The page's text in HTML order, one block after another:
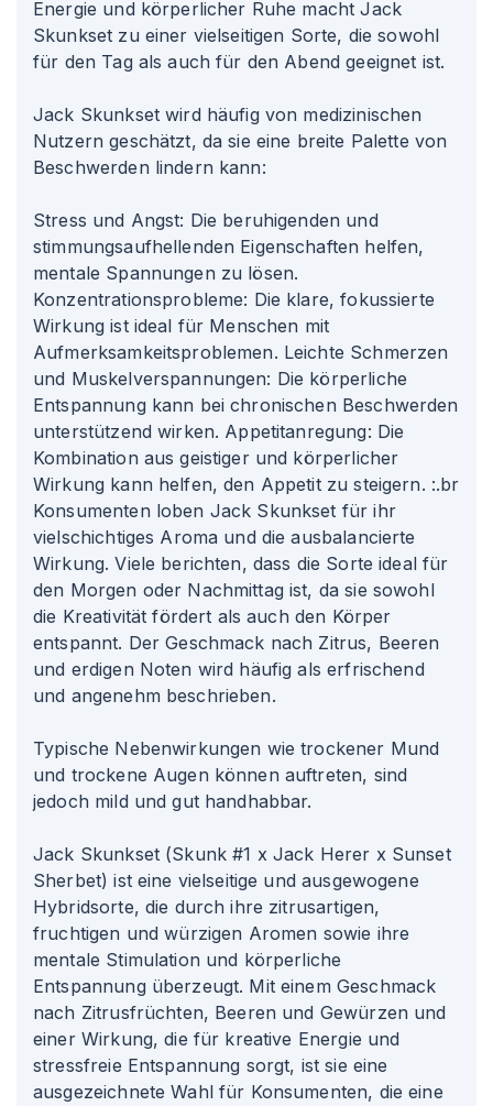
Energie und körperlicher Ruhe macht Jack
Skunkset zu einer vielseitigen Sorte, die sowohl
für den Tag als auch für den Abend geeignet ist.
Jack Skunkset wird häufig von medizinischen
Nutzern geschätzt, da sie eine breite Palette von
Beschwerden lindern kann:
Stress und Angst: Die beruhigenden und
stimmungsaufhellenden Eigenschaften helfen,
mentale Spannungen zu lösen.
Konzentrationsprobleme: Die klare, fokussierte
Wirkung ist ideal für Menschen mit
Aufmerksamkeitsproblemen. Leichte Schmerzen
und Muskelverspannungen: Die körperliche
Entspannung kann bei chronischen Beschwerden
unterstützend wirken. Appetitanregung: Die
Kombination aus geistiger und körperlicher
Wirkung kann helfen, den Appetit zu steigern. :.br
Konsumenten loben Jack Skunkset für ihr
vielschichtiges Aroma und die ausbalancierte
Wirkung. Viele berichten, dass die Sorte ideal für
den Morgen oder Nachmittag ist, da sie sowohl
die Kreativität fördert als auch den Körper
entspannt. Der Geschmack nach Zitrus, Beeren
und erdigen Noten wird häufig als erfrischend
und angenehm beschrieben.
Typische Nebenwirkungen wie trockener Mund
und trockene Augen können auftreten, sind
jedoch mild und gut handhabbar.
Jack Skunkset (Skunk #1 x Jack Herer x Sunset
Sherbet) ist eine vielseitige und ausgewogene
Hybridsorte, die durch ihre zitrusartigen,
fruchtigen und würzigen Aromen sowie ihre
mentale Stimulation und körperliche
Entspannung überzeugt. Mit einem Geschmack
nach Zitrusfrüchten, Beeren und Gewürzen und
einer Wirkung, die für kreative Energie und
stressfreie Entspannung sorgt, ist sie eine
ausgezeichnete Wahl für Konsumenten, die eine